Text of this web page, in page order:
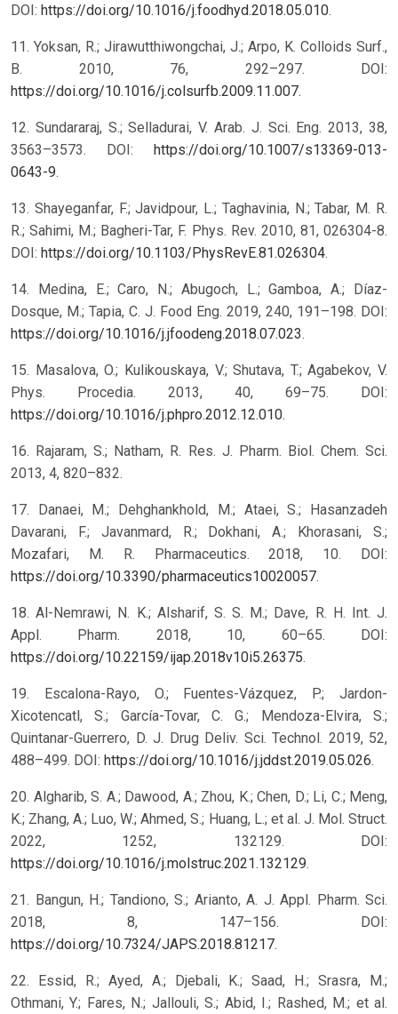
DOI: https://doi.org/10.1016/j.foodhyd.2018.05.010.
11. Yoksan, R.; Jirawutthiwongchai, J.; Arpo, K. Colloids Surf.,
B. 2010, 76, 292–297. DOI:
https://doi.org/10.1016/j.colsurfb.2009.11.007.
12. Sundararaj, S.; Selladurai, V. Arab. J. Sci. Eng. 2013, 38,
3563–3573. DOI: https://doi.org/10.1007/s13369-013-
0643-9.
13. Shayeganfar, F.; Javidpour, L.; Taghavinia, N.; Tabar, M. R.
R.; Sahimi, M.; Bagheri-Tar, F. Phys. Rev. 2010, 81, 026304-8.
DOI: https://doi.org/10.1103/PhysRevE.81.026304.
14. Medina, E.; Caro, N.; Abugoch, L.; Gamboa, A.; Díaz-
Dosque, M.; Tapia, C. J. Food Eng. 2019, 240, 191–198. DOI:
https://doi.org/10.1016/j.jfoodeng.2018.07.023.
15. Masalova, O.; Kulikouskaya, V.; Shutava, T.; Agabekov, V.
Phys. Procedia. 2013, 40, 69–75. DOI:
https://doi.org/10.1016/j.phpro.2012.12.010.
16. Rajaram, S.; Natham, R. Res. J. Pharm. Biol. Chem. Sci.
2013, 4, 820–832.
17. Danaei, M.; Dehghankhold, M.; Ataei, S.; Hasanzadeh
Davarani, F.; Javanmard, R.; Dokhani, A.; Khorasani, S.;
Mozafari, M. R. Pharmaceutics. 2018, 10. DOI:
https://doi.org/10.3390/pharmaceutics10020057.
18. Al-Nemrawi, N. K.; Alsharif, S. S. M.; Dave, R. H. Int. J.
Appl. Pharm. 2018, 10, 60–65. DOI:
https://doi.org/10.22159/ijap.2018v10i5.26375.
19. Escalona-Rayo, O.; Fuentes-Vázquez, P.; Jardon-
Xicotencatl, S.; García-Tovar, C. G.; Mendoza-Elvira, S.;
Quintanar-Guerrero, D. J. Drug Deliv. Sci. Technol. 2019, 52,
488–499. DOI: https://doi.org/10.1016/j.jddst.2019.05.026.
20. Algharib, S. A.; Dawood, A.; Zhou, K.; Chen, D.; Li, C.; Meng,
K.; Zhang, A.; Luo, W.; Ahmed, S.; Huang, L.; et al. J. Mol. Struct.
2022, 1252, 132129. DOI:
https://doi.org/10.1016/j.molstruc.2021.132129.
21. Bangun, H.; Tandiono, S.; Arianto, A. J. Appl. Pharm. Sci.
2018, 8, 147–156. DOI:
https://doi.org/10.7324/JAPS.2018.81217.
22. Essid, R.; Ayed, A.; Djebali, K.; Saad, H.; Srasra, M.;
Othmani, Y.; Fares, N.; Jallouli, S.; Abid, I.; Rashed, M.; et al.